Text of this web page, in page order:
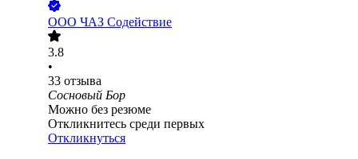
ООО ЧАЗ Содействие
3.8
•
33 отзыва
Сосновый Бор
Можно без резюме
Откликнитесь среди первых
Откликнуться